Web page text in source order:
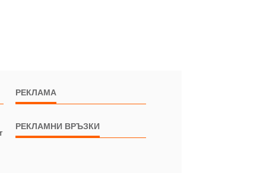
РЕКЛАМА
РЕКЛАМНИ ВРЪЗКИ